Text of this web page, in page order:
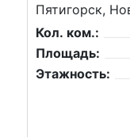
Пятигорск,
Кол. ком.:
Площадь:
Этажность: